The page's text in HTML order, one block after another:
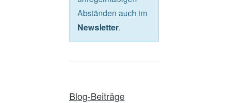
Abständen auch im
Newsletter.
Blog-Beiträge